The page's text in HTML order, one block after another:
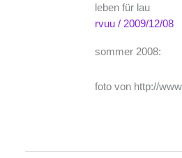
leben für lau
rvuu/ 2009/12/08
sommer 2008:
foto von http://